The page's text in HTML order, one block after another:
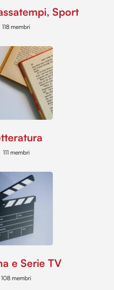
Sport
118 membri
111 membri
e Serie TV
108 membri